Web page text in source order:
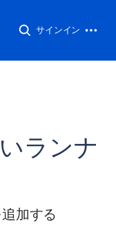
サインイン
ランナ
加する